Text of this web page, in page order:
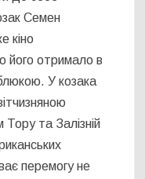
Семен
кіно
його отримало в
У козака
та Залізній
перемогу не